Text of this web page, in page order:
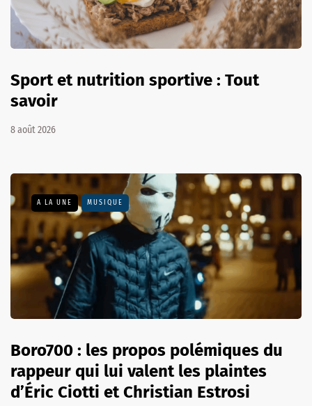
Sport et nutrition sportive : Tout
savoir
8 août 2026
A LA UNE MUSIQUE
Boro700 : les propos polémiques du
rappeur qui lui valent les plaintes
d’Éric Ciotti et Christian Estrosi